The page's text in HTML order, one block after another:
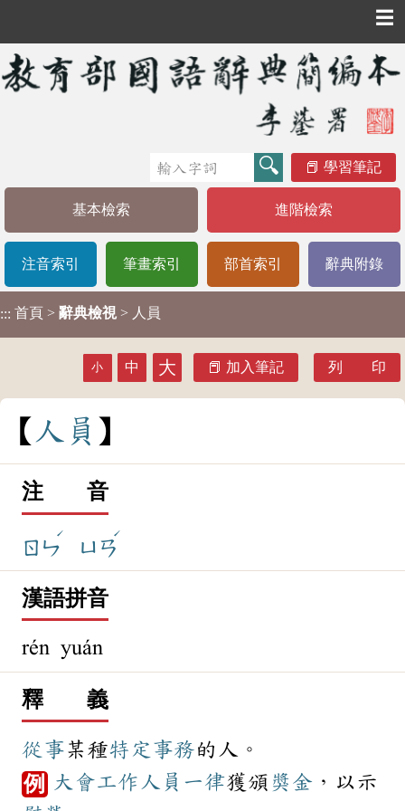
☰
學習筆記
基本檢索 進階檢索
注音索引 筆畫索引 部首索引 辭典附錄
::: 首頁 > 辭典檢視 > 人員
小 中 大 加入筆記 列 印
人 員
注 音
ㄖㄣ
ˊ
ㄩㄢ
ˊ
漢語拼音
rén yuán
釋 義
從事某種特定 事務的人。
例 大會工作 人員 一律獲頒 獎金 ，以示